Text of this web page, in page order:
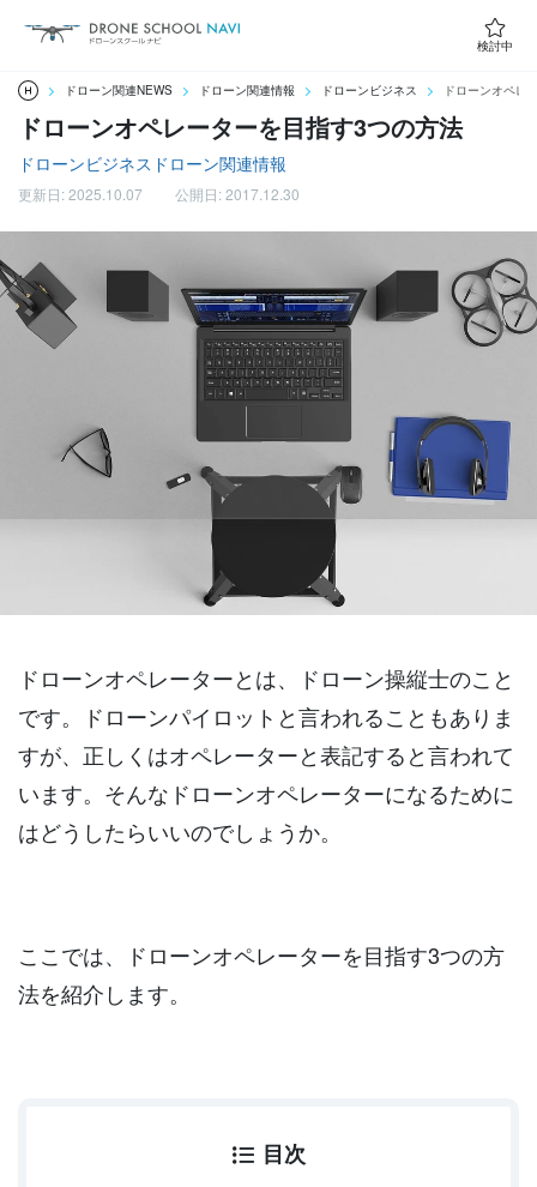
検討中
ドローン関連NEWS ドローン関連情報 ドローンビジネス ドローンオペレ
ドローンオペレーターを目指す3つの方法
ドローンビジネス ドローン関連情報
更新日: 2025.10.07 公開日: 2017.12.30
ドローンオペレーターとは、ドローン操縦士のこと
です。ドローンパイロットと言われることもありま
すが、正しくはオペレーターと表記すると言われて
います。そんなドローンオペレーターになるために
はどうしたらいいのでしょうか。
ここでは、ドローンオペレーターを目指す3つの方
法を紹介します。
目次